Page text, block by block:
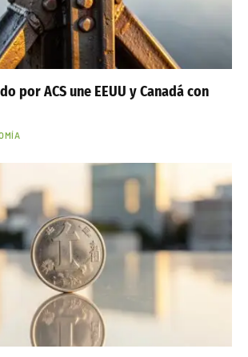
por ACS une EEUU y Canadá con